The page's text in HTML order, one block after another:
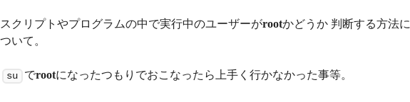
スクリプトやプログラムの中で実行中のユーザーがrootかどうか 判断する方法に
ついて。
su でrootになったつもりでおこなったら上手く行かなかった事等。